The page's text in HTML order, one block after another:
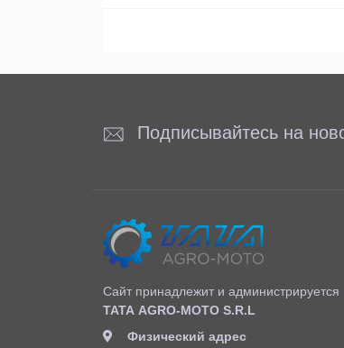
Подписывайтесь на
Сайт принадлежит и администрируется
ТАТА AGRO-MOTO S.R.L
Физический адрес